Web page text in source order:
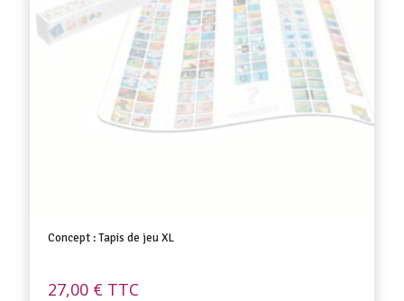
Concept : Tapis de jeu XL
27,00 € TTC